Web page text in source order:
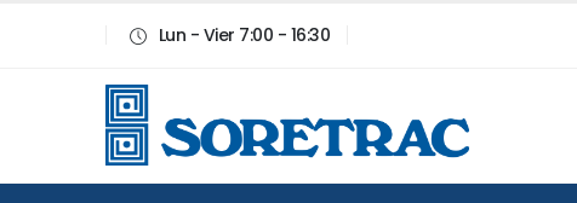
Lun - Vier 7:00 - 16:30